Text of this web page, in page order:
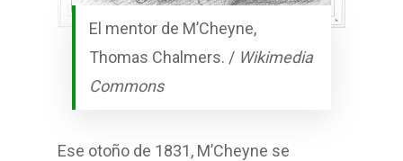
El mentor de M’Cheyne,
Thomas Chalmers. / Wikimedia
Commons
Ese otoño de 1831, M’Cheyne se